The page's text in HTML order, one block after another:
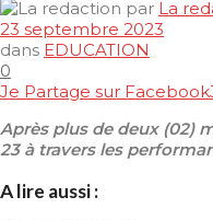
par La
23 septembre 2023
dans EDUCATION
0
Je Partage sur Facebook
Après plus de deux (02)
23 à travers les
A lire aussi :